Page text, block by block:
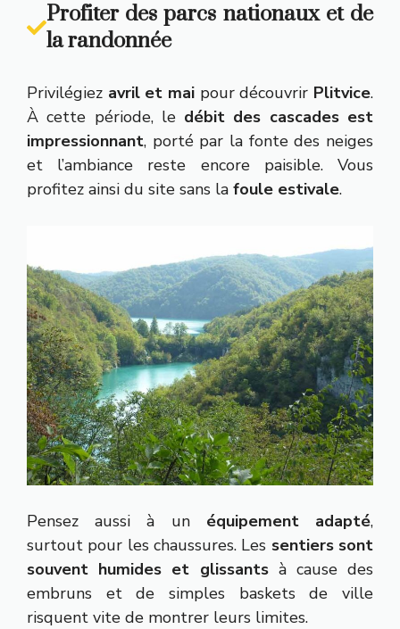
Profiter des parcs nationaux et de
la randonnée
Privilégiez avril et mai pour découvrir Plitvice.
À cette période, le débit des cascades est
impressionnant, porté par la fonte des neiges
et l’ambiance reste encore paisible. Vous
profitez ainsi du site sans la foule estivale.
Pensez aussi à un équipement adapté,
surtout pour les chaussures. Les sentiers sont
souvent humides et glissantsà cause des
embruns et de simples baskets de ville
risquent vite de montrer leurs limites.